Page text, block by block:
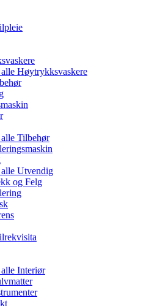
alle Høytrykksvaskere
alle Tilbehør
alle Utvendig
og Felg
alle Interiør